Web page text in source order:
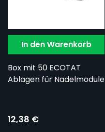
In den Warenkorb
Box mit 50 ECOTAT
Ablagen für Nadelmodule
12,38 €